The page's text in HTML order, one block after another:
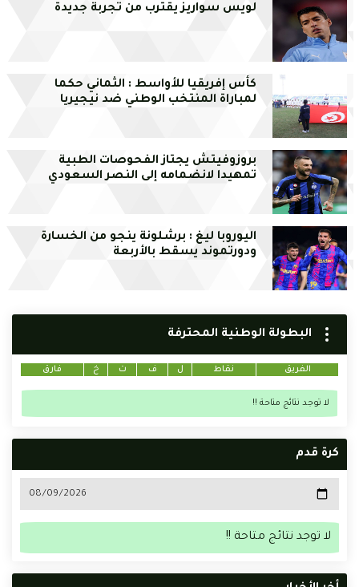
لويس سواريز يقترب من تجربة جديدة
كأس إفريقيا للأواسط : الثماني حكما
لمباراة المنتخب الوطني ضد نيجيريا
بروزوفيتش يجتاز الفحوصات الطبية
تمهيدا لانضمامه إلى النصر السعودي
اليوروبا ليغ : برشلونة ينجو من الخسارة
ودورتموند يسقط بالأربعة
البطولة الوطنية المحترفة
الفريق نقاط ل ف ت خ فارق
لا توجد نتائج متاحة !!
كرة قدم
لا توجد نتائج متاحة !!